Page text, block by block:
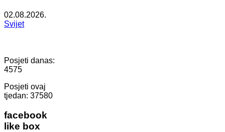
02.08.2026.
Svijet
Posjeti danas:
4575
Posjeti ovaj
tjedan: 37580
facebook
like box